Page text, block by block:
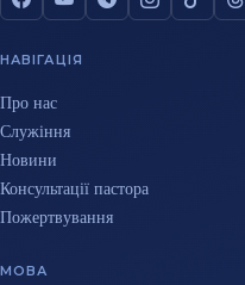
НАВІГАЦІЯ
Про нас
Служіння
Новини
Консультації пастора
Пожертвування
МОВА